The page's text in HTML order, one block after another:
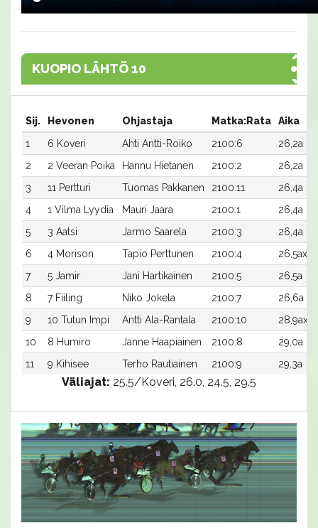
KUOPIO LÄHTÖ 10
Sij. Hevonen Ohjastaja Matka:Rata Aika
1
6 Koveri Ahti Antti-Roiko 2100:6 26,2a
2
2 Veeran Poika Hannu Hietanen 2100:2 26,2a
3
11 Pertturi Tuomas Pakkanen 2100:11 26,4a
4
1 Vilma Lyydia Mauri Jaara 2100:1 26,4a
5
3 Aatsi Jarmo Saarela 2100:3 26,4a
6
4 Morison Tapio Perttunen 2100:4 26,5ax
7
5 Jamir Jani Hartikainen 2100:5 26,5a
8
7 Fiiling Niko Jokela 2100:7 26,6a
9
10 Tutun Impi Antti Ala-Rantala 2100:10 28,9ax
10
8 Humiro Janne Haapiainen 2100:8 29,0a
11
9 Kihisee Terho Rautiainen 2100:9 29,3a
Väliajat: 25.5/Koveri, 26.0, 24.5, 29.5